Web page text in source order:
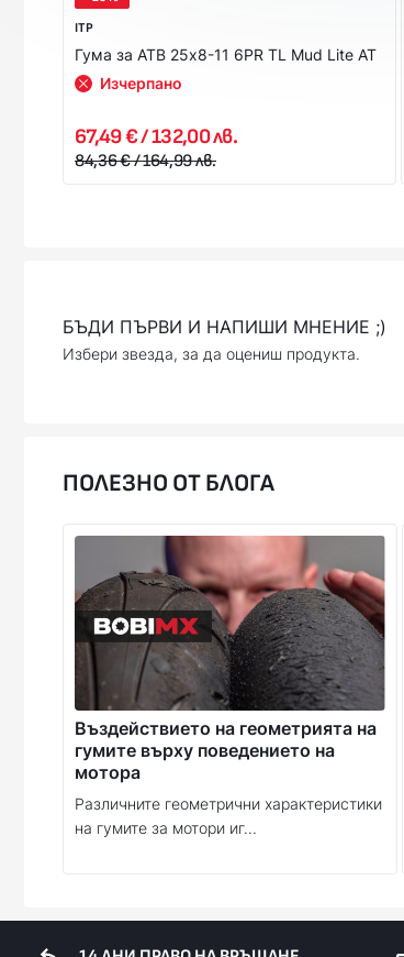
ITP
Гума за АТВ 25x8-11 6PR TL Mud Lite AT
Изчерпано
67,49 € / 132,00 лв.
84,36 € / 164,99 лв.
БЪДИ ПЪРВИ И НАПИШИ МНЕНИЕ ;)
Избери звезда, за да оцениш продукта.
ПОЛЕЗНО ОТ БЛОГА
Въздействието на геометрията на
гумите върху поведението на
мотора
Различните геометрични характеристики
на гумите за мотори иг...